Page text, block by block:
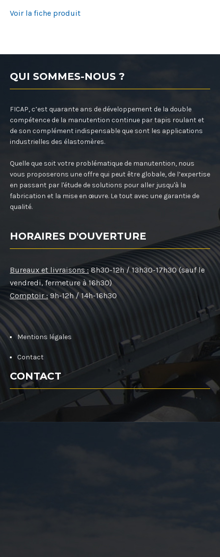
Voir la fiche produit
QUI SOMMES-NOUS ?
FICAP, c’est quarante ans de développement de la double
compétence de la manutention continue par tapis roulant et
de son complément indispensable que sont les applications
industrielles des élastomères.
Quelle que soit votre problématique de manutention, nous
vous proposerons une offre qui peut être globale, de l’expertise
en passant par l'étude de solutions pour aller jusqu'à la
fabrication et la mise en œuvre. Le tout avec une garantie de
qualité.
HORAIRES D'OUVERTURE
Bureaux et livraisons : 8h30-12h / 13h30-17h30 (sauf le
vendredi, fermeture à 16h30)
Comptoir : 9h-12h / 14h-16h30
Mentions légales
Contact
CONTACT